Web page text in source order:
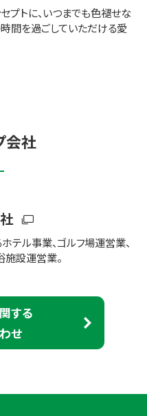
セプトに、いつまでも色褪せな
間を過ごしていただける愛
会社
テル事業、ゴルフ場運営業、
施設運営業。
する
せ